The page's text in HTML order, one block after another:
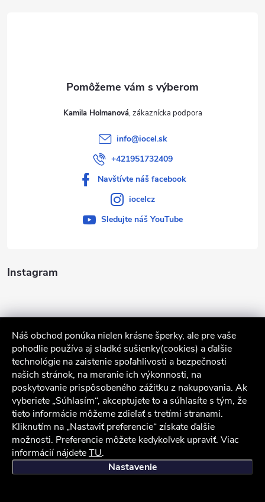
Náš obchod ponúka nielen krásne šperky, ale pre vaše
pohodlie používa aj sladké sušienky(cookies) a ďalšie
technológie na zaistenie spoľahlivosti a bezpečnosti
našich stránok, na meranie ich výkonnosti, na
poskytovanie prispôsobeného zážitku z nakupovania. Ak
vyberiete „Súhlasím“, akceptujete to a súhlasíte s tým, že
tieto informácie môžeme zdieľať s tretími stranami.
Kliknutím na „Nastaviť preferencie“ získate ďalšie
možnosti. Preferencie môžete kedykoľvek upraviť. Viac
informácií nájdeteTU.
Nastavenie
Instagram
Sledovať na Instagrame
Služby zákazníkom
Kamila Holmanová
info@iocel.sk
+421951732409
Navštívte náš facebook
iocelcz
Sledujte náš YouTube
iocel.sk Obchodné podmienky Ochrana osobných údajov